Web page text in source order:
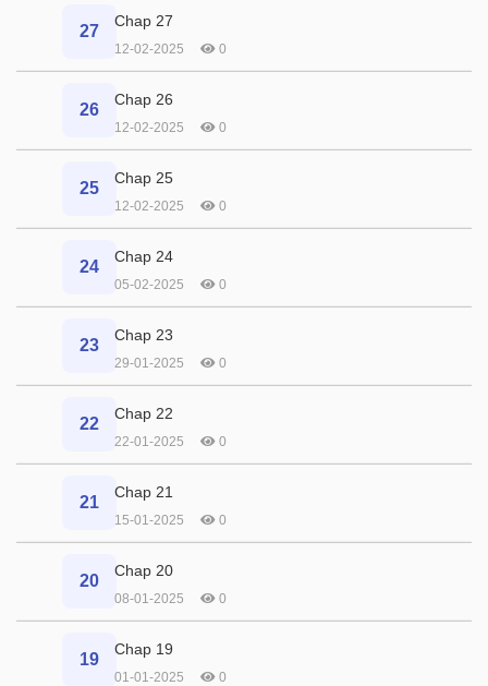
27
Chap 27
12-02-2025 0
26
Chap 26
12-02-2025 0
25
Chap 25
12-02-2025 0
24
Chap 24
05-02-2025 0
23
Chap 23
29-01-2025 0
22
Chap 22
22-01-2025 0
21
Chap 21
15-01-2025 0
20
Chap 20
08-01-2025 0
19
Chap 19
01-01-2025 0